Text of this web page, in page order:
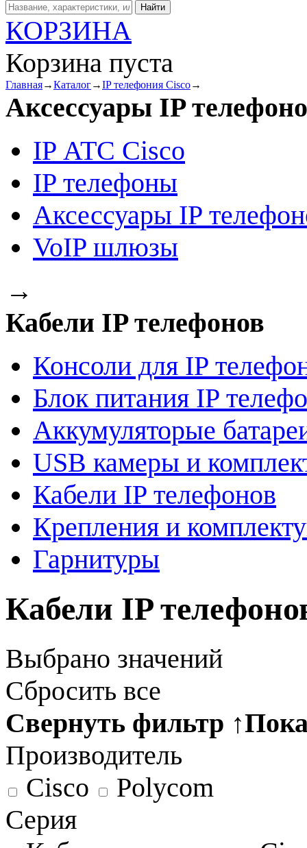
КОРЗИНА
Корзина пуста
Главная→Каталог→IP телефония Cisco→
Аксессуары IP
IP АТС Cisco
IP телефоны
Аксессуары IP
VoIP шлюзы
→
Кабели IP телефонов
Консоли для IP
Блок питания IP
Аккумуляторые
USB камеры и
Кабели IP телефонов
Крепления и
Гарнитуры
Кабели IP
Выбрано значений
Сбросить все
Свернуть фильтр ↑
Производитель
Cisco
Polycom
Серия